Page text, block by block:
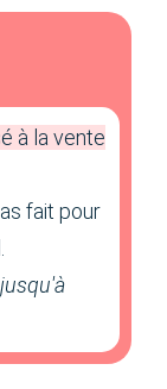
à la vente
fait pour